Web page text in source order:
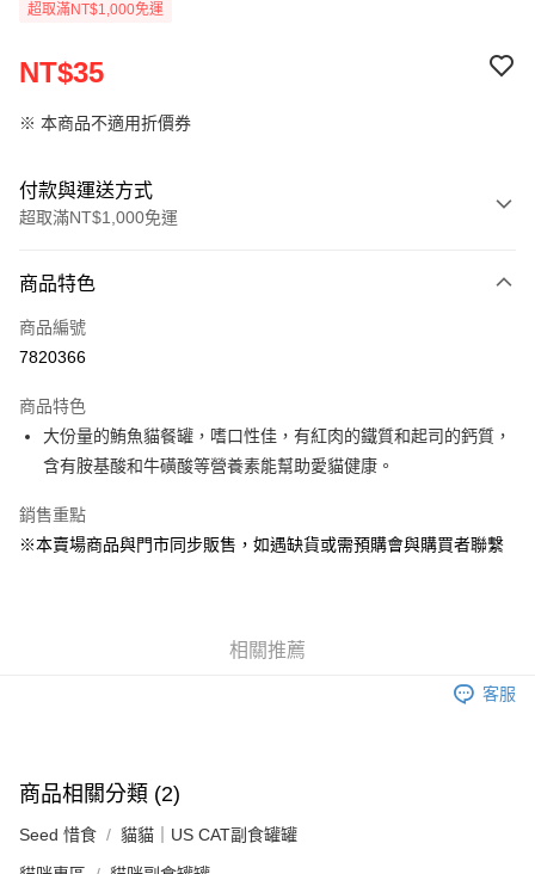
超取滿NT$1,000免運
NT$35
※ 本商品不適用折價券
付款與運送方式
超取滿NT$1,000免運
信用卡一次付款
超商取貨付款
Apple Pay
街口支付
Google Pay
每筆NT$80，滿NT$1,000(含以上)免運費
每筆NT$160
宅配(滿額免運)
商品特色
商品編號
7820366
商品特色
大份量的鮪魚貓餐罐，嗜口性佳，有紅肉的鐵質和起司的鈣質，
含有胺基酸和牛磺酸等營養素能幫助愛貓健康。
銷售重點
※本賣場商品與門市同步販售，如遇缺貨或需預購會與購買者聯繫
相關推薦
客服
商品相關分類 (2)
Seed 惜食 貓貓｜US CAT副食罐罐